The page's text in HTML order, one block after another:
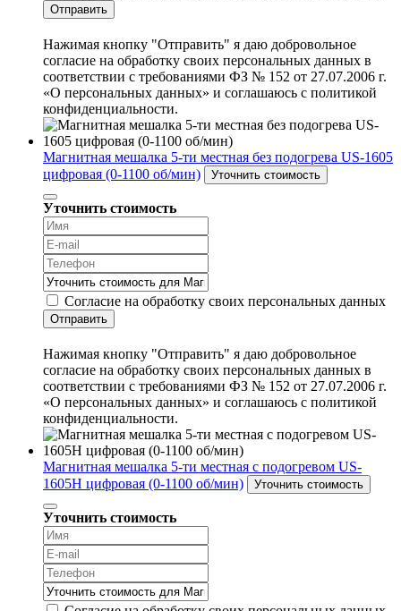
Отправить
Нажимая кнопку "Отправить" я даю добровольное
согласие на обработку своих персональных данных в
соответствии с требованиями ФЗ № 152 от 27.07.2006 г.
«О персональных данных» и соглашаюсь с политикой
конфиденциальности.
Магнитная мешалка 5-ти местная без подогрева US-1605
цифровая (0-1100 об/мин)
Уточнить стоимость
Уточнить стоимость
Согласие на обработку своих персональных данных
Отправить
Нажимая кнопку "Отправить" я даю добровольное
согласие на обработку своих персональных данных в
соответствии с требованиями ФЗ № 152 от 27.07.2006 г.
«О персональных данных» и соглашаюсь с политикой
конфиденциальности.
Магнитная мешалка 5-ти местная с подогревом US-
1605H цифровая (0-1100 об/мин)
Уточнить стоимость
Уточнить стоимость